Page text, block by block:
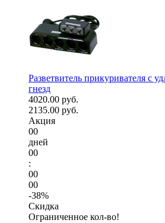
Разветвитель прикуривателя с
гнезд
4020.00 руб.
2135.00 руб.
Акция
00
дней
00
:
00
00
-38%
Скидка
Ограниченное кол-во!